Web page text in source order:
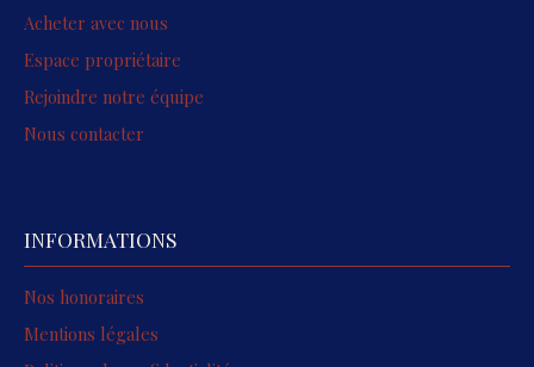
Acheter avec nous
Espace propriétaire
Rejoindre notre équipe
Nous contacter
INFORMATIONS
Nos honoraires
Mentions légales